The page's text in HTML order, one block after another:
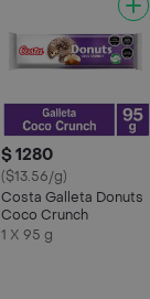
$ 1280
($13.56/g)
Costa Galleta Donuts
Coco Crunch
1 X 95 g